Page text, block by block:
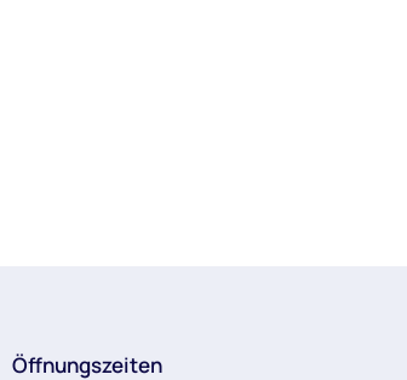
Öffnungszeiten